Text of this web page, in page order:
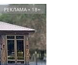
РЕКЛАМА • 18+